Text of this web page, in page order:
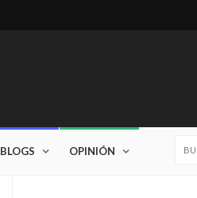
BLOGS OPINIÓN